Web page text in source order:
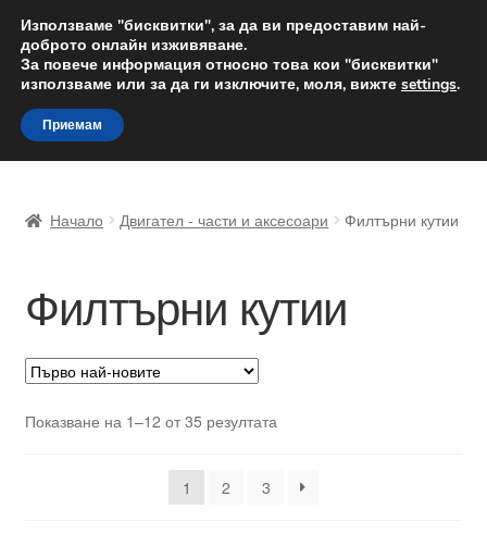
ДОСТАВКА от 12 лв.
Доставка по целия свят
Skip
to
navigation
Skip
to
content
Доставка по целия свят
Жалби
За нас
Начало Двигател - части и аксесоари Филтърни кутии
Филтърни кутии
Показване на 1–12 от 35 резултатаSorted
1
2 3
Използваме "бисквитки", за да ви предоставим най-
доброто онлайн изживяване.
За повече информация относно това кои "бисквитки"
използваме или за да ги изключите, моля, вижте settings.
Приемам